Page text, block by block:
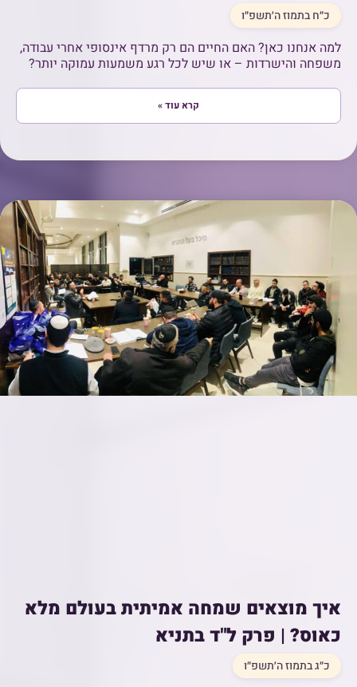
כ״ח בתמוז ה׳תשפ״ו
למה אנחנו כאן? האם החיים הם רק מרדף אינסופי אחרי עבודה,
משפחה והישרדות – או שיש לכל רגע משמעות עמוקה יותר?
קרא עוד »
איך מוצאים שמחה אמיתית בעולם מלא
כאוס? | פרק ל"ד בתניא
כ״ג בתמוז ה׳תשפ״ו